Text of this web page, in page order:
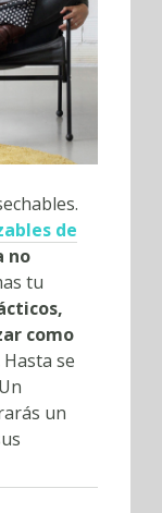
de
no
tu
como
Hasta se
un